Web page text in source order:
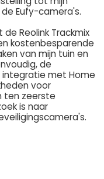
Eufy-camera's.
Reolink Trackmix
kostenbesparende
van mijn tuin en
de
met Home
voor
ten zeerste
is naar